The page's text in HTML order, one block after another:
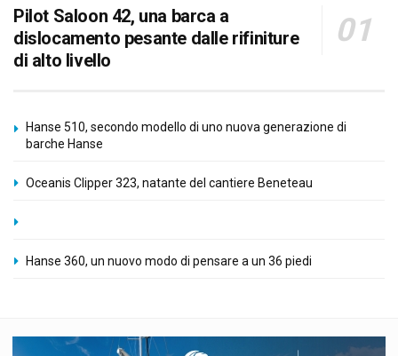
Pilot Saloon 42, una barca a
dislocamento pesante dalle rifiniture
di alto livello
Hanse 510, secondo modello di uno nuova generazione di
barche Hanse
Oceanis Clipper 323, natante del cantiere Beneteau
Hanse 360, un nuovo modo di pensare a un 36 piedi